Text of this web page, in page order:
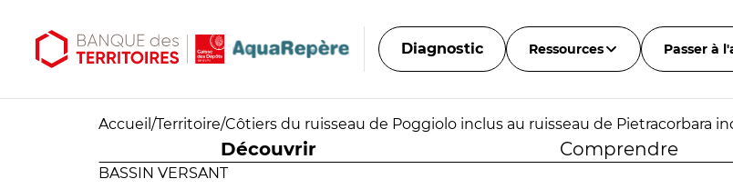
Diagnostic Ressources Passer à
Accueil /Territoire/Côtiers du ruisseau de Poggiolo inclus au ruisseau de Pietracorbara
Découvrir Comprendre
BASSIN VERSANT